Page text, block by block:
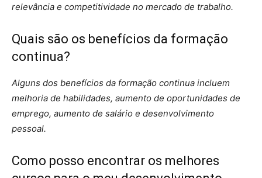
relevância e competitividade no mercado de trabalho.
Quais são os benefícios da formação
continua?
Alguns dos benefícios da formação continua incluem
melhoria de habilidades, aumento de oportunidades de
emprego, aumento de salário e desenvolvimento
pessoal.
Como posso encontrar os melhores